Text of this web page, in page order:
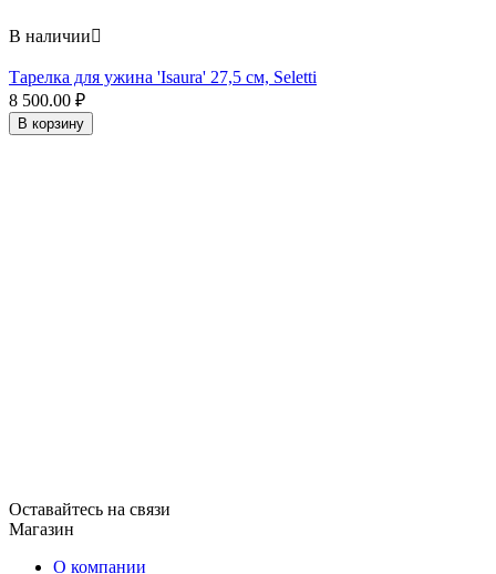
В наличии
Тарелка для ужина 'Isaura' 27,5 см, Seletti
8 500.00 ₽
В корзину
Оставайтесь на связи
Магазин
О компании